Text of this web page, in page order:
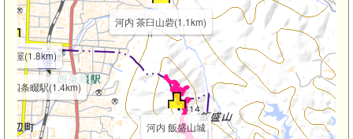
四条畷駅(1.4km)
河内 飯盛山城
河内 茶臼山砦(1.1km)
陣屋(1.8km)